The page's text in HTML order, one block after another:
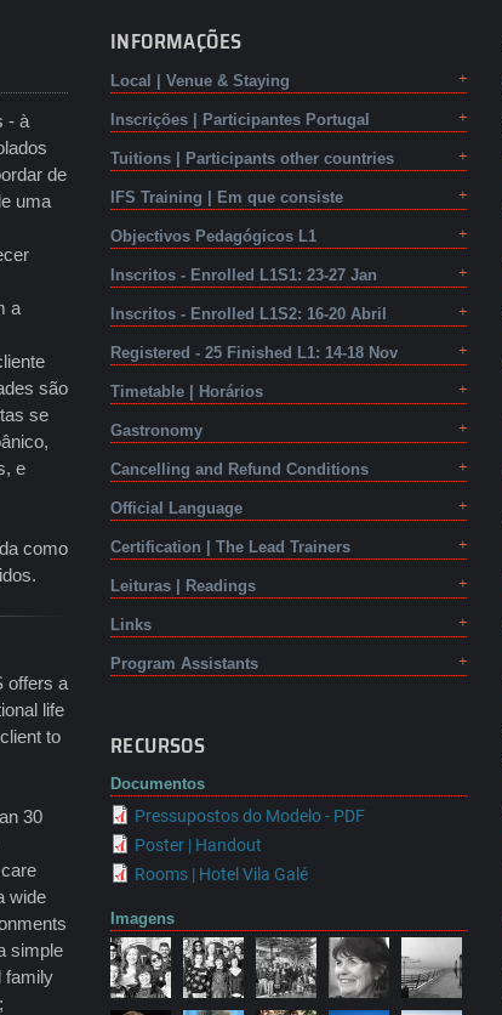
- à
de
uma
a
são
se
e
como
offers a
life
to
30
wide
simple
family
INFORMAÇÕES
Local | Venue & Staying
Inscrições | Participantes Portugal
Tuitions | Participants other countries
IFS Training | Em que consiste
Objectivos Pedagógicos L1
Inscritos - Enrolled L1S1: 23-27 Jan
Inscritos - Enrolled L1S2: 16-20 Abril
Registered - 25 Finished L1: 14-18 Nov
Timetable | Horários
Gastronomy
Cancelling and Refund Conditions
Official Language
Certification | The Lead Trainers
Leituras | Readings
Links
Program Assistants
RECURSOS
Documentos
Pressupostos do Modelo - PDF
Poster | Handout
Rooms | Hotel Vila Galé
Imagens